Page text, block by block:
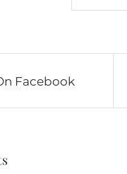
Facebook